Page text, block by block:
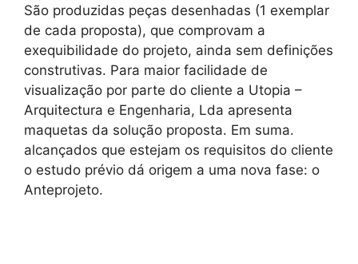
São produzidas peças desenhadas (1 exemplar
de cada proposta), que comprovam a
exequibilidade do projeto, ainda sem definições
construtivas. Para maior facilidade de
visualização por parte do cliente a Utopia –
Arquitectura e Engenharia, Lda apresenta
maquetas da solução proposta. Em suma.
alcançados que estejam os requisitos do cliente
o estudo prévio dá origem a uma nova fase: o
Anteprojeto.